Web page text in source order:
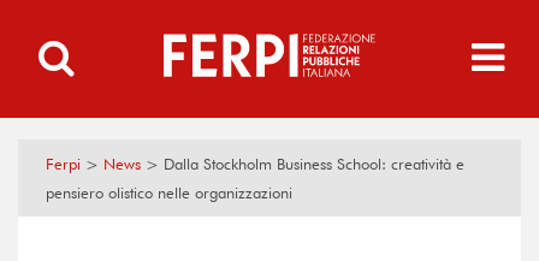
Ferpi > News > Dalla Stockholm Business School: creatività e
pensiero olistico nelle organizzazioni